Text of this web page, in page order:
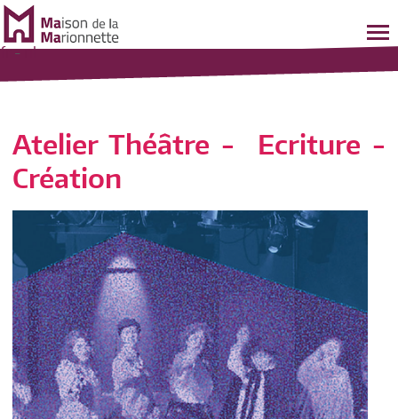
fr-nl
Atelier Théâtre - Ecriture -
Création